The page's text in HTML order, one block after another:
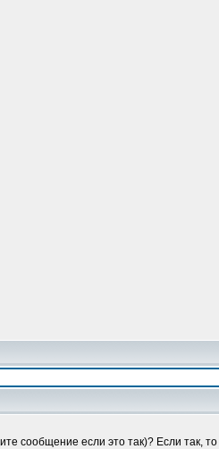
сообщение если это так)? Если так,